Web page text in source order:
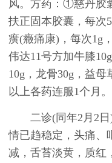
风。方药：①慈丹胶
扶正固本胶囊，每次
癀(癥痛康)，每次1g
伟达11号方加牛膝
10g，龙骨30g，益母
以上各药连服1个月
二诊(同年2月2日)
情已趋稳定，头痛、
减，舌苔淡黄，质红